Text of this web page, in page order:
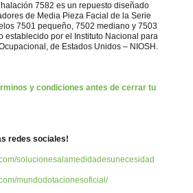
7582 es un repuesto diseñado
de Media Pieza Facial de la Serie
7501 pequeño, 7502 mediano y 7503
establecido por el Instituto Nacional para
de Estados Unidos – NIOSH.
y condiciones antes de cerrar tu
redes sociales!
solucionesalamedidadesunecesidad
mundodotacionesoficial/